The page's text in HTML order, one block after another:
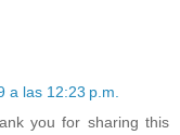
a las 12:23 p.m.
you for sharing this